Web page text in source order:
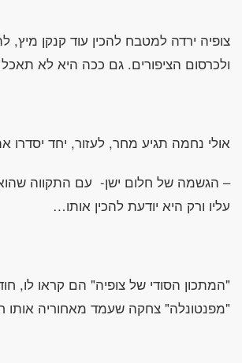
צופיה ירדה למטבח להכין עוד קנקן מיץ,
ולכרסום הציפורים. גם ככה היא לא
אולי נחמה תגיע מחר, לעזור, יחד
– הגשמה של חלום ישן- עם התקווה שהוא
עליו ורק היא יודעת להכין אותו…
"המתכון הסודי של צופיה" הם קראו לו,
"מפנטונלה" צחקה שעמד מאחוריה אותו